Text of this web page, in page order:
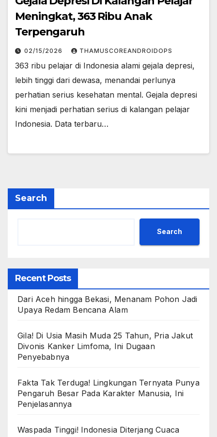
Meningkat, 363 Ribu Anak
Terpengaruh
02/15/2026 THAMUSCOREANDROIDOPS
363 ribu pelajar di Indonesia alami gejala depresi,
lebih tinggi dari dewasa, menandai perlunya
perhatian serius kesehatan mental. Gejala depresi
kini menjadi perhatian serius di kalangan pelajar
Indonesia. Data terbaru…
Search
Search
Recent Posts
Dari Aceh hingga Bekasi, Menanam Pohon Jadi
Upaya Redam Bencana Alam
Gila! Di Usia Masih Muda 25 Tahun, Pria Jakut
Divonis Kanker Limfoma, Ini Dugaan
Penyebabnya
Fakta Tak Terduga! Lingkungan Ternyata Punya
Pengaruh Besar Pada Karakter Manusia, Ini
Penjelasannya
Waspada Tinggi! Indonesia Diterjang Cuaca